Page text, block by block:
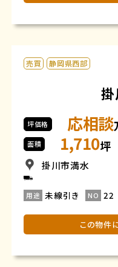
売買 静岡県西部
坪価格 応相談
面積 1,710坪
掛川市満水
用途 未線引き NO 22
この物件